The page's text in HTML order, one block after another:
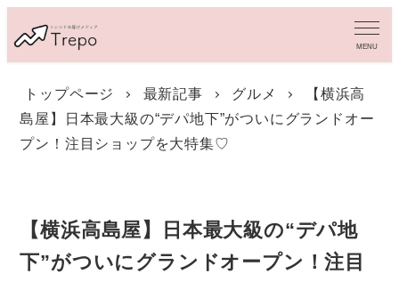
イ
MENU
トップページ 最新記事 グルメ
【横浜高
島屋】日本最大級の“デパ地下”がついにグランドオー
プン！注目ショップを大特集♡
【横浜高島屋】日本最大級の“デパ地
下”がついにグランドオープン！注目